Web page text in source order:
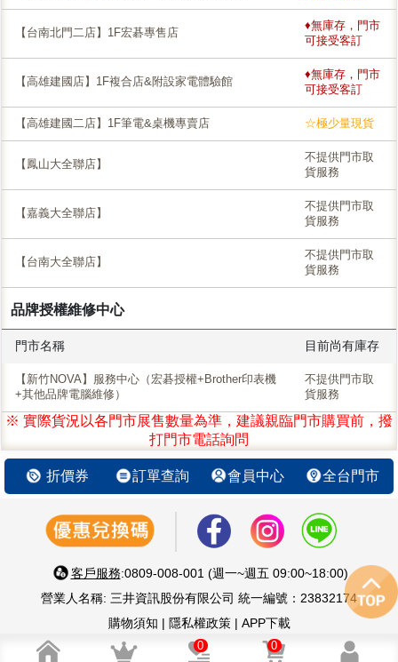
【台南北門二店】1F宏碁專售店
♦無庫存，門市
可接受客訂
【高雄建國店】1F複合店&附設家電體驗館
♦無庫存，門市
可接受客訂
【高雄建國二店】1F筆電&桌機專賣店 ☆極少量現貨
【鳳山大全聯店】
不提供門市取
貨服務
【嘉義大全聯店】
不提供門市取
貨服務
【台南大全聯店】
不提供門市取
貨服務
品牌授權維修中心
門市名稱 目前尚有庫存
【新竹NOVA】服務中心（宏碁授權+Brother印表機
+其他品牌電腦維修）
不提供門市取
貨服務
※ 實際貨況以各門市展售數量為準，建議親臨門市購買前，撥
打門市電話詢問
折價券 訂單查詢 會員中心 全台門市
客戶服務:0809-008-001 (週一~週五 09:00~18:00)
營業人名稱: 三井資訊股份有限公司 統一編號：23832174
購物須知 | 隱私權政策| APP下載
智慧 生活 好鄰居 嚴選優質3C家電
0 0